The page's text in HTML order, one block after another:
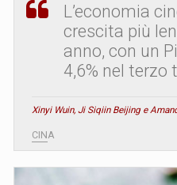
L’economia
crescita più
anno, con un
4,6% nel terzo
Xinyi Wuin, Ji Siqiin Beijing e
CINA